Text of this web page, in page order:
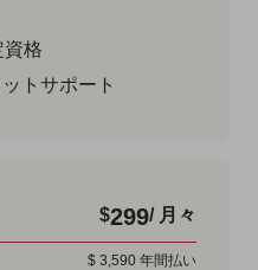
格
トサポート
$299/ 月々
$ 3,590 年間払い